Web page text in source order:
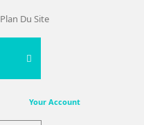
Plan Du Site
Your Account